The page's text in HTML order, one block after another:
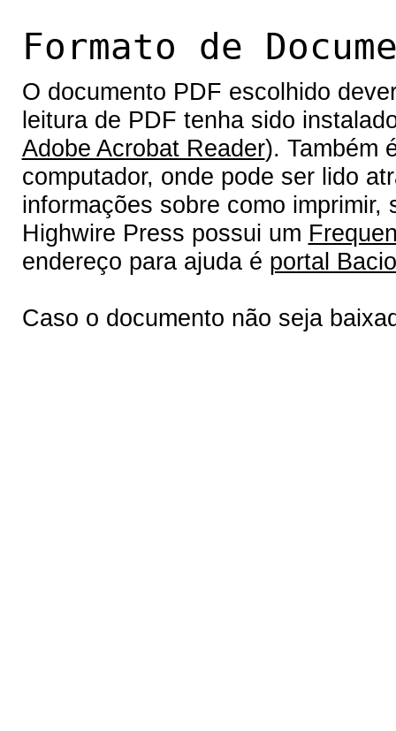
Formato de
O documento PDF escolhido
leitura de PDF tenha sido
Adobe Acrobat Reader). Também
computador, onde pode ser lido
informações sobre como
Highwire Press possui um
endereço para ajuda é portal
Caso o documento não seja